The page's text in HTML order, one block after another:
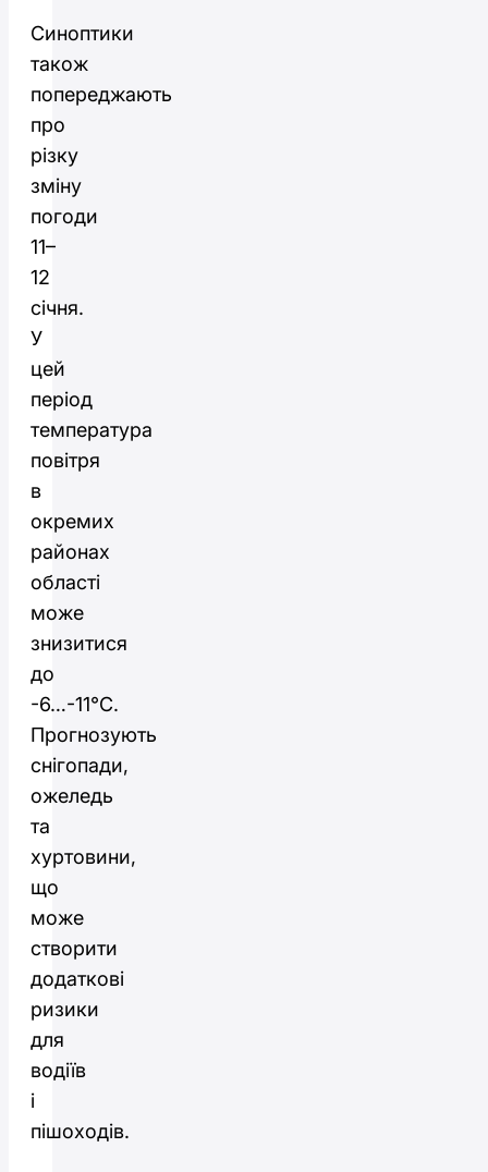
Синоптики
також
попереджають
про
різку
зміну
погоди
11–
12
січня.
У
цей
період
температура
повітря
в
окремих
районах
області
може
знизитися
до
-6…-11°C.
Прогнозують
снігопади,
ожеледь
та
хуртовини,
що
може
створити
додаткові
ризики
для
водіїв
і
пішоходів.